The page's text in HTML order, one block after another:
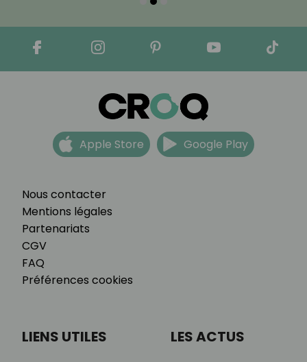
Nous contacter
Mentions légales
Partenariats
CGV
FAQ
Préférences cookies
Apple Store Google Play
LIENS UTILES LES ACTUS